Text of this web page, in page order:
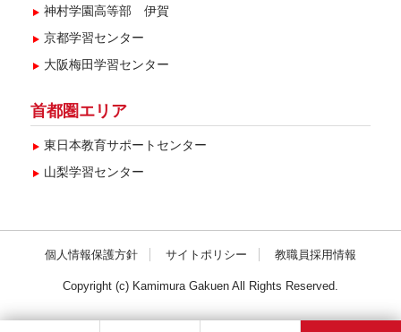
神村学園高等部 伊賀
京都学習センター
大阪梅田学習センター
首都圏エリア
東日本教育サポートセンター
山梨学習センター
個人情報保護方針 サイトポリシー 教職員採用情報
Copyright (c) Kamimura Gakuen All Rights Reserved.